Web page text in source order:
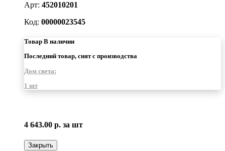
Арт: 452010201
Код: 00000023545
Товар В наличии
Последний товар, снят с производства
Дом света:
1 шт
4 643.00 р. за шт
Закрыть